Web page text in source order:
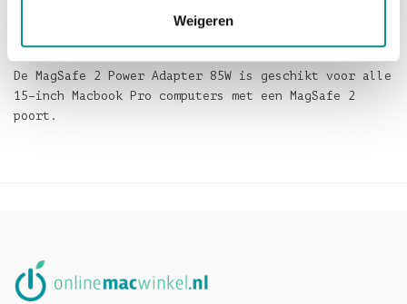
Weigeren
laptop helemaal is opgeladen en dat u de power
De MagSafe 2 Power Adapter 85W is geschikt voor alle
15–inch Macbook Pro computers met een MagSafe 2
poort.